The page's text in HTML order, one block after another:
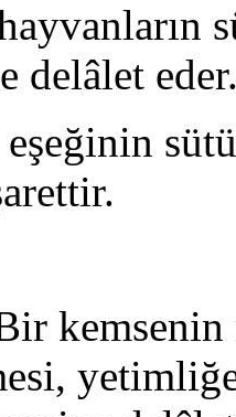
delâlet
kemsenin